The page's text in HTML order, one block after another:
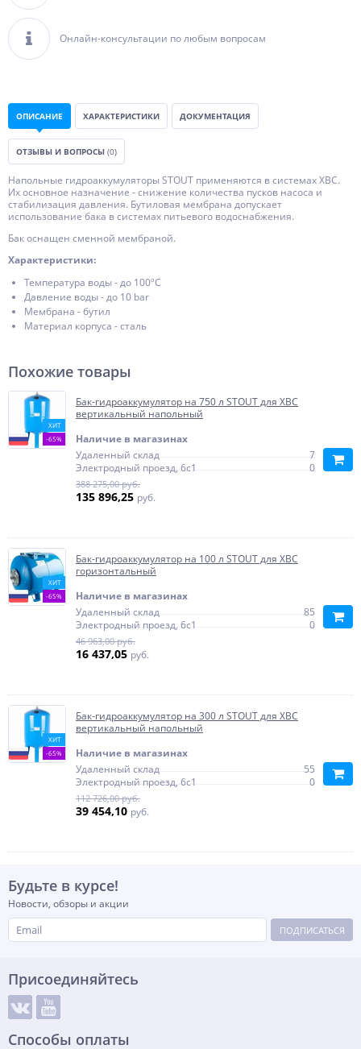
Онлайн-консультации по любым вопросам
ОПИСАНИЕ ХАРАКТЕРИСТИКИ ДОКУМЕНТАЦИЯ
ОТЗЫВЫ И ВОПРОСЫ (0)
Напольные гидроаккумуляторы STOUT применяются в системах ХВС.
Их основное назначение - снижение количества пусков насоса и
стабилизация давления. Бутиловая мембрана допускает
использование бака в системах питьевого водоснабжения.
Бак оснащен сменной мембраной.
Характеристики:
Температура воды - до 100ºС
Давление воды - до 10 bar
Мембрана - бутил
Материал корпуса - сталь
Похожие товары
ХИТ
-65%
Бак-гидроаккумулятор на 750 л STOUT для ХВС
вертикальный напольный
Наличие в магазинах
Удаленный склад
7
Электродный проезд, 6с1
0
388 275,00 руб.
135 896,25 руб.
ХИТ
-65%
Бак-гидроаккумулятор на 100 л STOUT для ХВС
горизонтальный
Наличие в магазинах
Удаленный склад
85
Электродный проезд, 6с1
0
46 963,00 руб.
16 437,05 руб.
ХИТ
-65%
Бак-гидроаккумулятор на 300 л STOUT для ХВС
вертикальный напольный
Наличие в магазинах
Удаленный склад
55
Электродный проезд, 6с1
0
112 726,00 руб.
39 454,10 руб.
Будьте в курсе!
Новости, обзоры и акции
ПОДПИСАТЬСЯ
Присоединяйтесь
Способы оплаты